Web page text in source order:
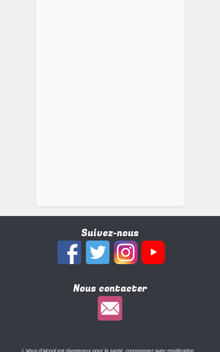
Suivez-nous
Nous contacter
L'abus d'alcool est dangereux pour la santé, consommez avec modération